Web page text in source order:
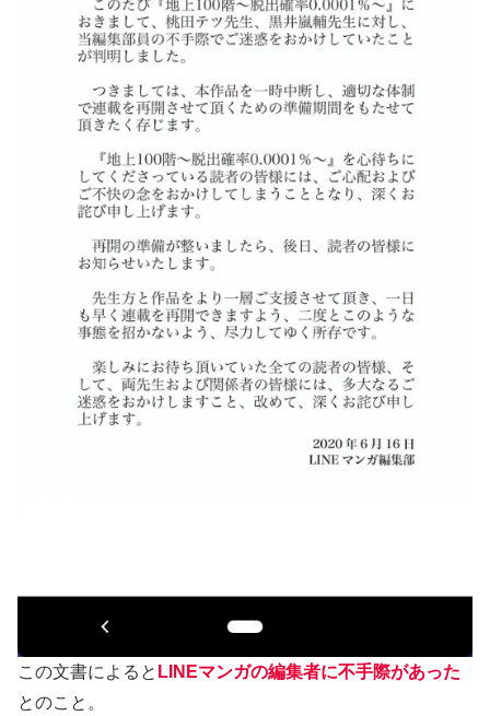
この文書によると LINEマンガの編集者に不手際があった
とのこと。